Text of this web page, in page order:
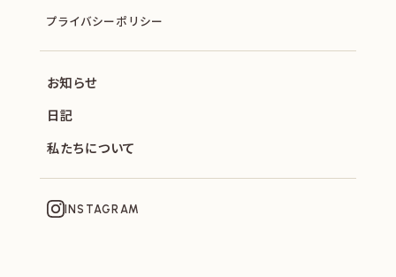
プライバシーポリシー
お知らせ
日記
私たちについて
INSTAGRAM